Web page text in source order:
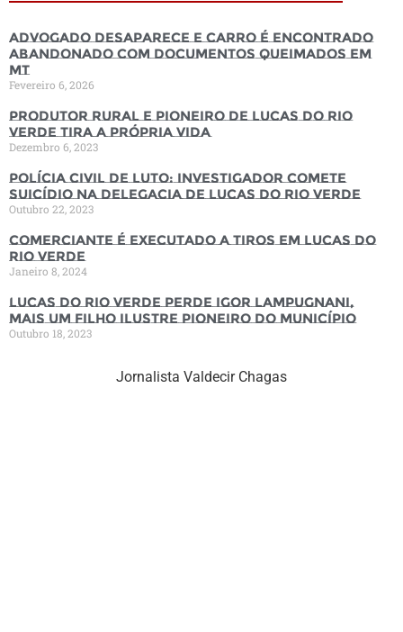
Advogado desaparece e carro é encontrado
abandonado com documentos queimados em
MT
Fevereiro 6, 2026
Produtor rural e pioneiro de Lucas do Rio
Verde tira a própria vida
Dezembro 6, 2023
Polícia Civil de luto: Investigador comete
suicídio na Delegacia de Lucas do Rio Verde
Outubro 22, 2023
Comerciante é executado a tiros em Lucas do
Rio Verde
Janeiro 8, 2024
Lucas do Rio Verde perde Igor Lampugnani,
mais um filho ilustre pioneiro do município
Outubro 18, 2023
Jornalista Valdecir Chagas